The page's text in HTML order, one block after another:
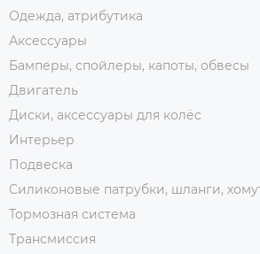
Одежда, атрибутика
Аксессуары
Бамперы, спойлеры, капоты, обвесы
Двигатель
Диски, аксессуары для колёс
Интерьер
Подвеска
Силиконовые патрубки, шланги,
Тормозная система
Трансмиссия